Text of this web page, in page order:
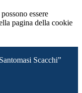
essere
pagina della cookie
Scacchi”